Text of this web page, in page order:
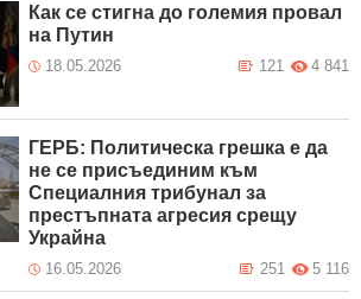
Как се стигна до големия провал
на Путин
18.05.2026 4 841
121
ГЕРБ: Политическа грешка е да
не се присъединим към
Специалния трибунал за
престъпната агресия срещу
Украйна
16.05.2026 5 116
251